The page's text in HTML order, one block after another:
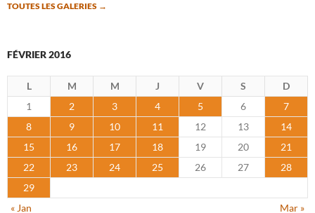
TOUTES LES GALERIES →
FÉVRIER 2016
L M M J V S
D
1
2 3 4 5 6
7
8
9 10 11 12 13
14
15
16 17 18 19 20
21
22
23 24 25 26 27
28
29
« Jan
Mar »